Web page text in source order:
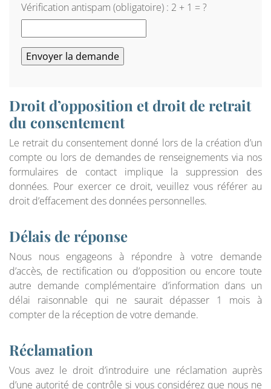
Vérification antispam (obligatoire) : 2 + 1 = ?
Droit d’opposition et droit de retrait
du consentement
Le retrait du consentement donné lors de la création d’un
compte ou lors de demandes de renseignements via nos
formulaires de contact implique la suppression des
données. Pour exercer ce droit, veuillez vous référer au
droit d’effacement des données personnelles.
Délais de réponse
Nous nous engageons à répondre à votre demande
d’accès, de rectification ou d’opposition ou encore toute
autre demande complémentaire d’information dans un
délai raisonnable qui ne saurait dépasser 1 mois à
compter de la réception de votre demande.
Réclamation
Vous avez le droit d’introduire une réclamation auprès
d’une autorité de contrôle si vous considérez que nous ne